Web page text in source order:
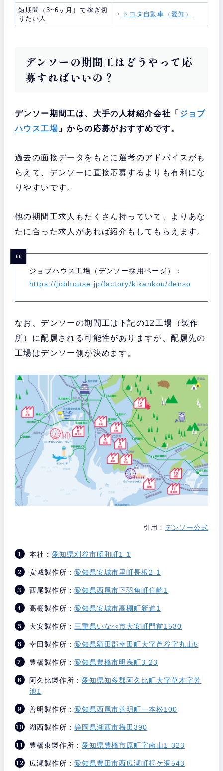
短期間（3~6ヶ月）で稼ぎ切
りたい人
・ トヨタ自動車（愛知）
デンソーの期間工はどうやって応
募すればいいの？
デンソー期間工は、大手の人材紹介会社「 ジョブ
ハウス工場」からの応募がおすすめです。
過去の面接データをもとに選考のアドバイスがも
らえて、デンソーに直接応募するよりも有利にな
りやすいです。
他の期間工求人もたくさん持っていて、よりあな
たに合った求人があれば紹介もしてもらえます。
ジョブハウス工場（デンソー採用ページ）：
https://jobhouse.jp/factory/kikankou/denso
なお、デンソーの期間工は下記の12工場（製作
所）に配属される可能性がありますが、配属先の
工場はデンソー側が決めます。
引用： デンソー公式
本社：愛知県刈谷市昭和町1-1
安城製作所：愛知県安城市里町長根2-1
西尾製作所：愛知県西尾市下羽角町住崎1
高棚製作所：愛知県安城市高棚町新道1
大安製作所： 三重県いなべ市大安町門前1530
幸田製作所：愛知県額田郡幸田町大字芦谷字丸山5
豊橋製作所：愛知県豊橋市明海町3-23
阿久比製作所：愛知県知多郡阿久比町大字草木字芳
池1
善明製作所：愛知県西尾市善明町一本松100
湖西製作所：静岡県湖西市梅田390
豊橋東製作所：愛知県豊橋市原町字南山1-323
広瀬製作所：愛知県豊田市西広瀬町桐ケ洞543